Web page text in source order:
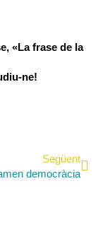
«La frase de la
ne!
Següent
democràcia